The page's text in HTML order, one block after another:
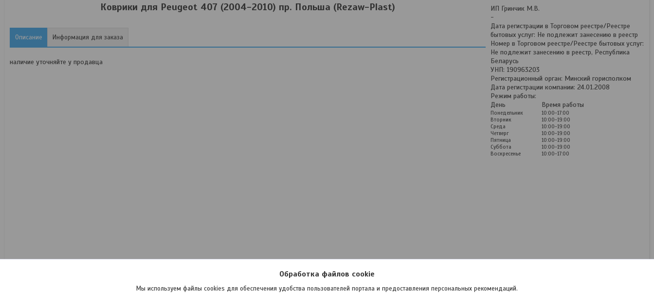
Коврики для Peugeot 407 (2004-2010) пр. Польша (Rezaw-Plast)
Описание Информация для заказа
наличие уточняйте у продавца
ИП Гринчик М.В.
-
Дата регистрации в Торговом реестре/Реестре
бытовых услуг: Не подлежит занесению в реестр
Номер в Торговом реестре/Реестре бытовых услуг:
Не подлежит занесению в реестр, Республика
Беларусь
УНП: 190963203
Регистрационный орган: Минский горисполком
Дата регистрации компании: 24.01.2008
Режим работы:
День
Время работы
Понедельник
10:00-17:00
Вторник
10:00-19:00
Среда
10:00-19:00
Четверг
10:00-19:00
Пятница
10:00-19:00
Суббота
10:00-19:00
Воскресенье
10:00-17:00
Обработка файлов cookie
Мы используем файлы cookies для обеспечения удобства пользователей портала и предоставления персональных рекомендаций.